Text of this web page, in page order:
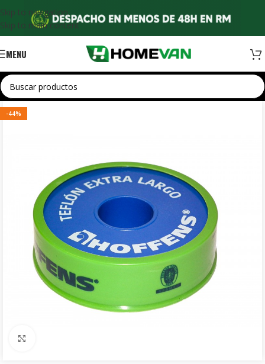
Skip to navigation
Skip to main content
MENU
-44%